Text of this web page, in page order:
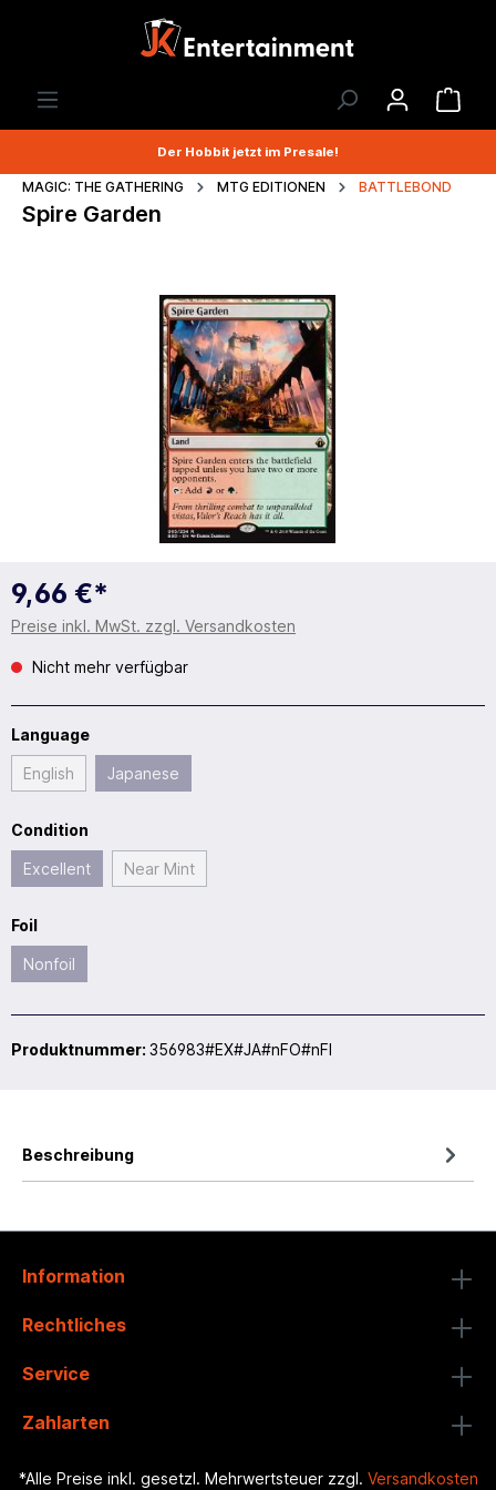
Der Hobbit jetzt im Presale!
MAGIC: THE GATHERING MTG EDITIONEN BATTLEBOND
Spire Garden
9,66 €*
Preise inkl. MwSt. zzgl. Versandkosten
Nicht mehr verfügbar
Language
English Japanese
Condition
Excellent Near Mint
Foil
Nonfoil
Produktnummer: 356983#EX#JA#nFO#nFI
Beschreibung
Information
Rechtliches
Service
Zahlarten
*Alle Preise inkl. gesetzl. Mehrwertsteuer zzgl. Versandkosten